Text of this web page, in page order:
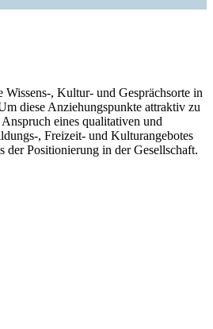
, Kultur- und Gesprächsorte in
diese Anziehungspunkte attraktiv zu
eines qualitativen und
, Freizeit- und Kulturangebotes
der Positionierung in der Gesellschaft.